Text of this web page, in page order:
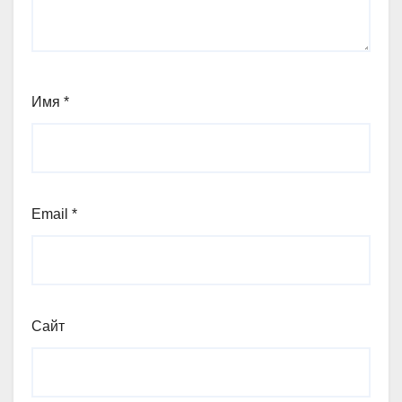
Имя *
Email *
Сайт